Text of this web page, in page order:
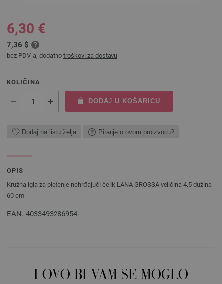
6,30 €
7,36 $
bez PDV-a, dodatno troškovi za dostavu
KOLIČINA
DODAJ U KOŠARICU
Dodaj na listu želja Pitanje o ovom proizvodu?
OPIS
Kružna igla za pletenje nehrđajući čelik LANA GROSSA veličina 4,5 dužina
60 cm
EAN: 4033493286954
I OVO BI VAM SE MOGLO